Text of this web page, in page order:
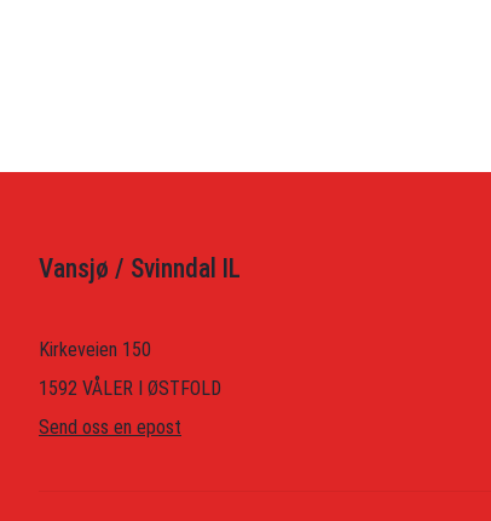
Vansjø / Svinndal IL
Kirkeveien 150
1592 VÅLER I ØSTFOLD
Send oss en epost